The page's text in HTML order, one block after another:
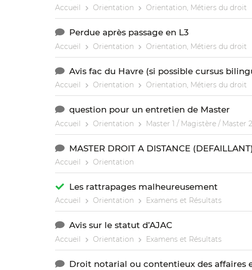
Accueil Orientation Orientation, Métiers du droit
Perdue après passage en L3
Accueil Orientation Orientation, Métiers du droit
Avis fac du Havre (si possible cursus
Accueil Orientation Orientation, Métiers du droit
question pour un entretien de Master
Accueil Orientation Master 1 / Magistère / Master 2
MASTER DROIT A DISTANCE (DEFAILLANT)
Accueil Orientation
Les rattrapages malheureusement
Accueil Orientation Examens et Résultats
Avis sur le statut d’AJAC
Accueil Orientation Examens et Résultats
Droit notarial ou contentieux des affaires